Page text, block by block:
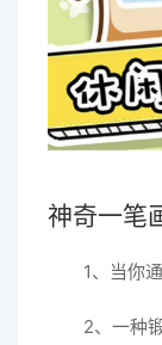
神奇一笔
1、当你
2、一种